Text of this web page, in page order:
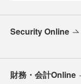
Security Online
財務・会計Online